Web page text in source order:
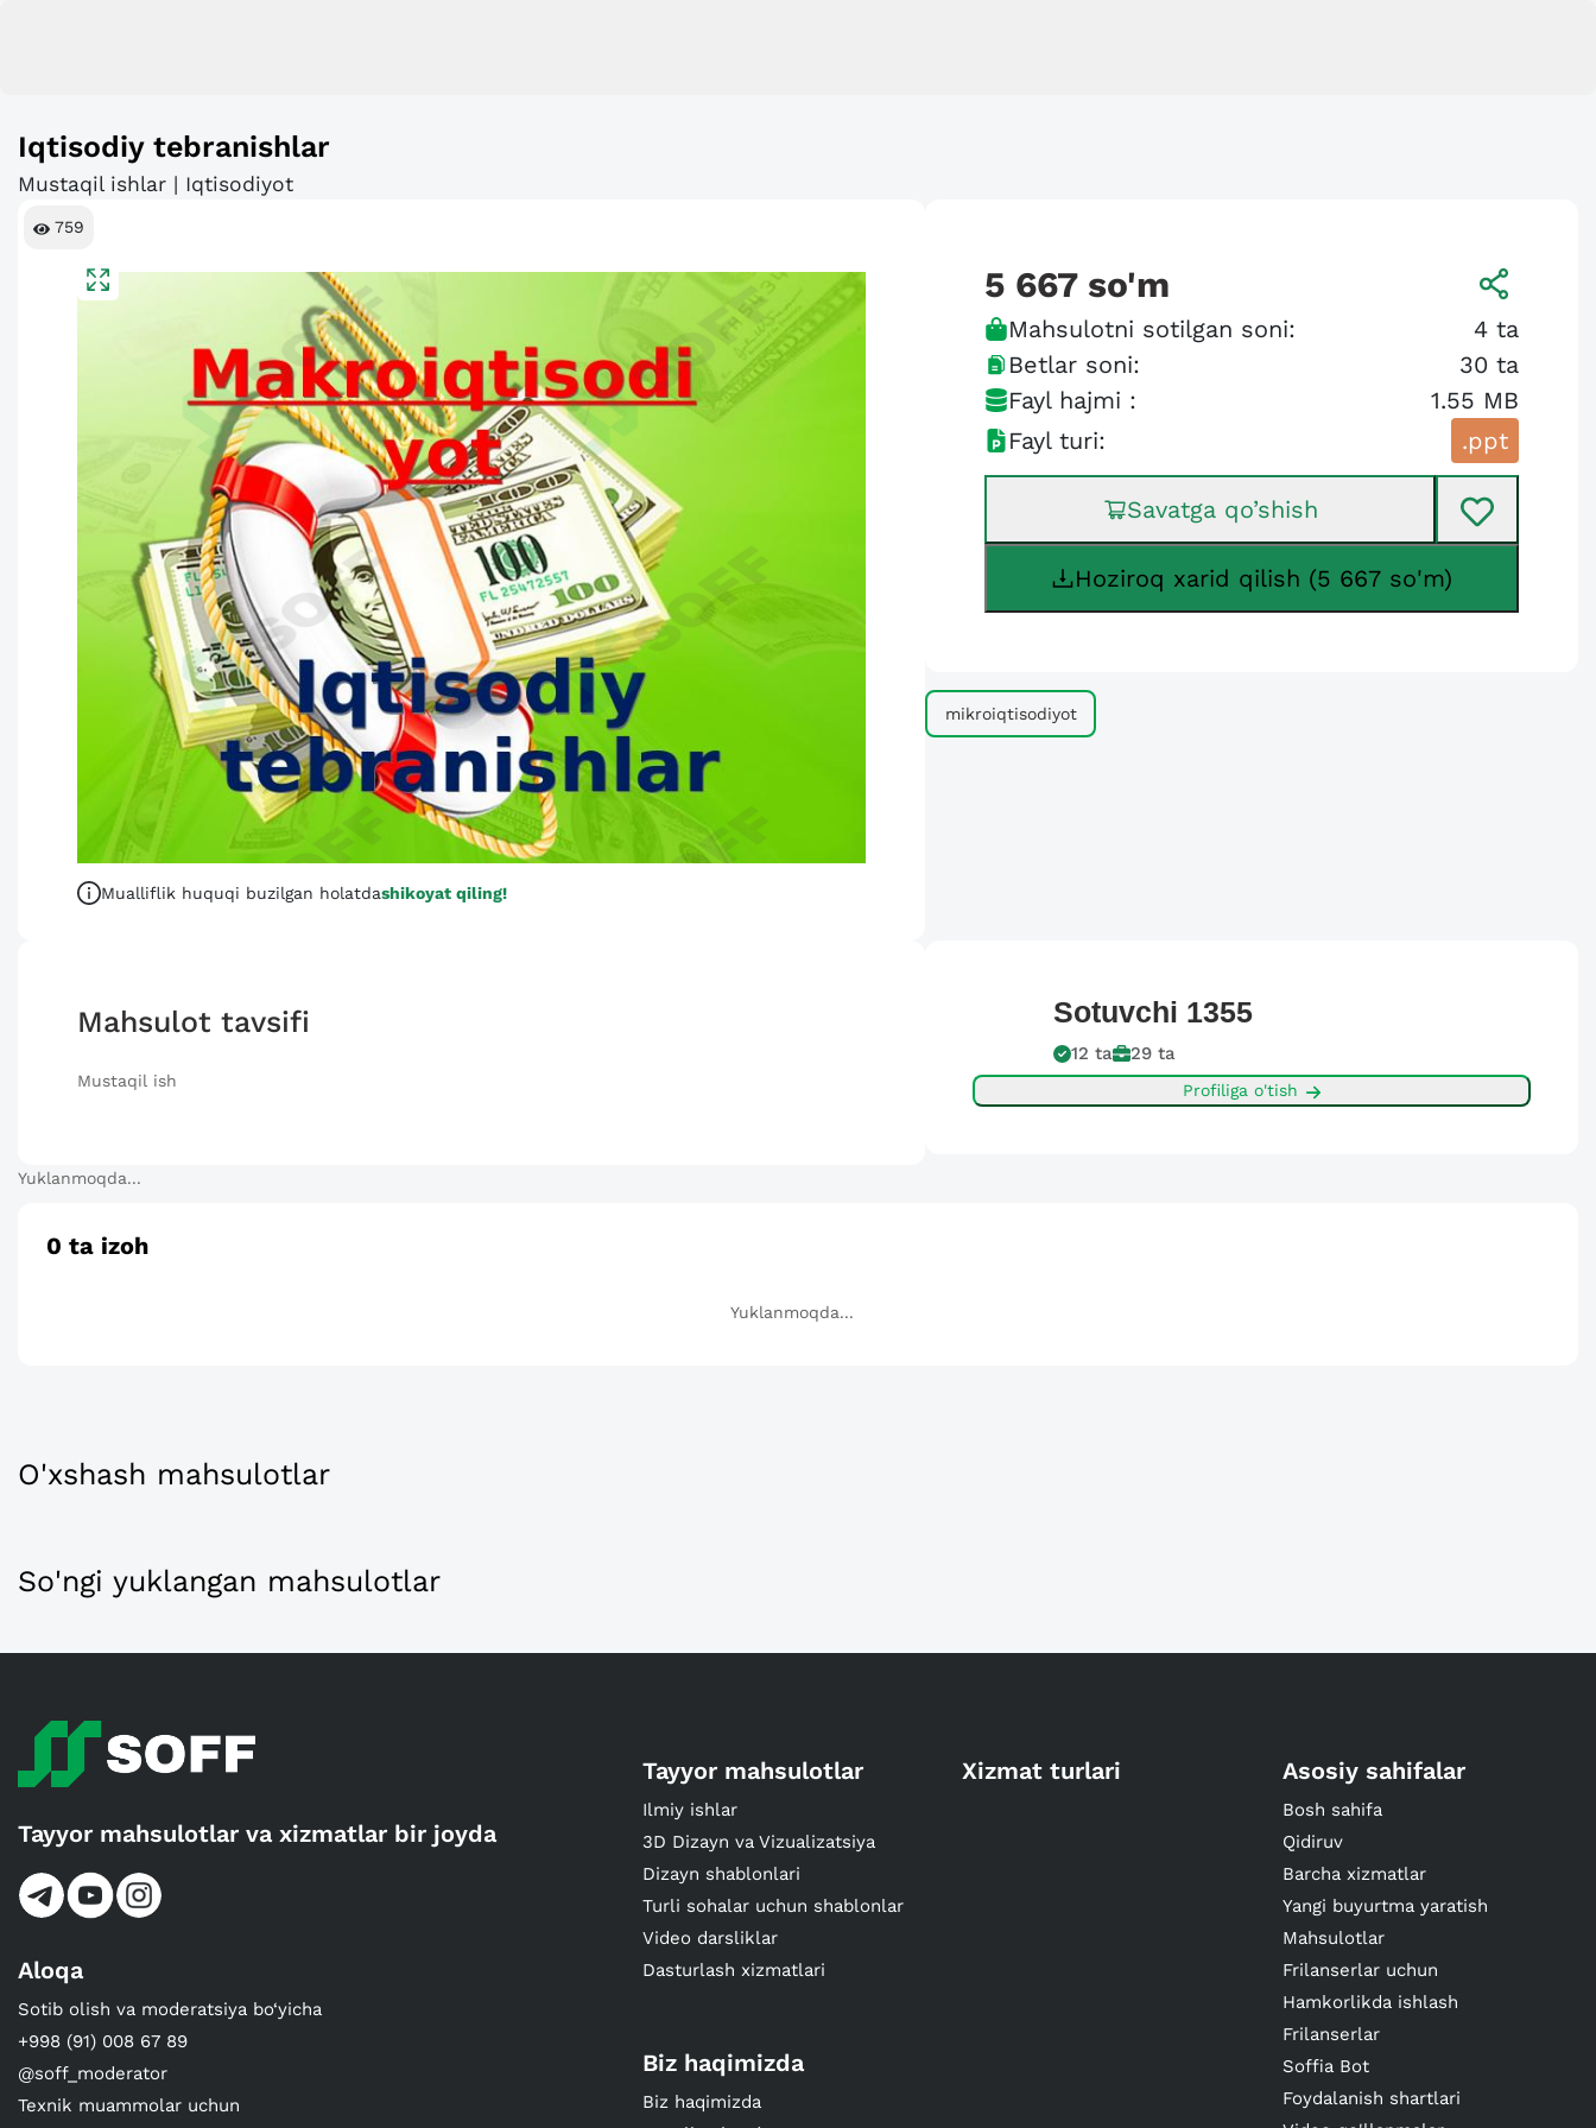
Iqtisodiy tebranishlar
Mustaqil ishlar | Iqtisodiyot
759
Mualliflik huquqi buzilgan holatdashikoyat qiling!
5 667 so'm
Mahsulotni sotilgan soni: 4 ta
Betlar soni:
30 ta
Fayl hajmi :
1.55 MB
Fayl turi:
.ppt
Savatga qo’shish
Hoziroq xarid qilish (5 667 so'm)
mikroiqtisodiyot
Mahsulot tavsifi
Mustaqil ish
Sotuvchi 1355
12 ta 29 ta
Profiliga o'tish
Yuklanmoqda...
0 ta izoh
Yuklanmoqda...
O'xshash mahsulotlar
So'ngi yuklangan mahsulotlar
Tayyor mahsulotlar va xizmatlar bir joyda
Aloqa
Sotib olish va moderatsiya bo‘yicha
+998 (91) 008 67 89
@soff_moderator
Texnik muammolar uchun
Tayyor mahsulotlar
Ilmiy ishlar
3D Dizayn va Vizualizatsiya
Dizayn shablonlari
Turli sohalar uchun shablonlar
Video darsliklar
Dasturlash xizmatlari
Xizmat turlari Asosiy sahifalar
Bosh sahifa
Qidiruv
Barcha xizmatlar
Yangi buyurtma yaratish
Mahsulotlar
Frilanserlar uchun
Hamkorlikda ishlash
Frilanserlar
Soffia Bot
Foydalanish shartlari
Biz haqimizda
Biz haqimizda